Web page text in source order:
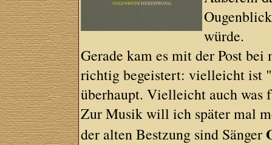
würde.
Gerade kam es mit der Post
richtig begeistert: vielleicht ist
überhaupt. Vielleicht auch was
Zur Musik will ich später mal
der alten Bestzung sind Sänger